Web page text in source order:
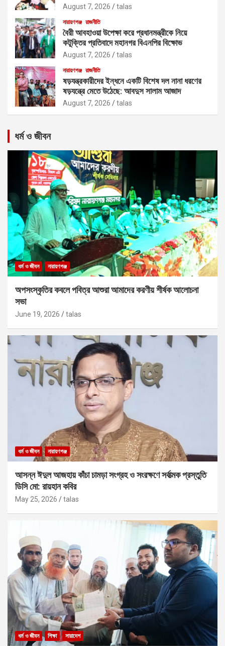
August 7, 2026 talas
নারায়ণগঞ্জ রাজনীতি
বৈরী আবহাওয়া উপেক্ষা করে প্রধানমন্ত্রীকে নিয়ে
কটূক্তির প্রতিবাদে মহানগর বিএনপির বিক্ষোভ
August 7, 2026 talas
নারায়ণগঞ্জ রাজনীতি
ষড়যন্ত্রকারীদের ইন্ধনে একটি বিশেষ দল নানা ধরণের
ষড়যন্ত্রে মেতে উঠেছে: আবদুস সালাম আজাদ
August 7, 2026 talas
ধর্ম ও জীবন
ধর্ম ও জীবন নারায়ণগঞ্জ
অপসংস্কৃতির কবলে পবিত্র আশুরা আমাদের করণীয় শীর্ষক আলোচনা
সভা
June 19, 2026 talas
ধর্ম ও জীবন নারায়ণগঞ্জ
আসন্ন ঈদুল আজহায় কাঁচা চামড়া সংগ্রহ ও সংরক্ষণে সর্বাত্মক প্রস্তুতি
ডিসি মো: রায়হান কবির
May 25, 2026 talas
ধর্ম ও জীবন শিক্ষা সারাদেশ